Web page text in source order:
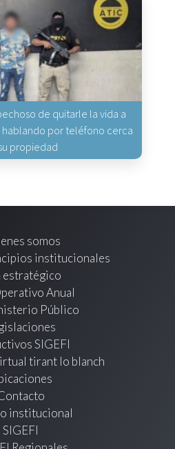
de quitarle la vida a
por teléfono cerca
propiedad
somos
institucionales
estratégico
Anual
Público
SIGEFI
tirant lo blanch
institucional
SIGEFI